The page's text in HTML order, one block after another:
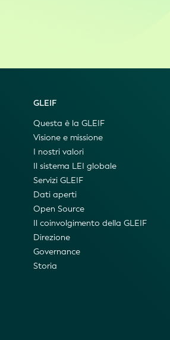
GLEIF
Questa è la GLEIF
Visione e missione
I nostri valori
Il sistema LEI globale
Servizi GLEIF
Dati aperti
Open Source
Il coinvolgimento della GLEIF
Direzione
Governance
Storia